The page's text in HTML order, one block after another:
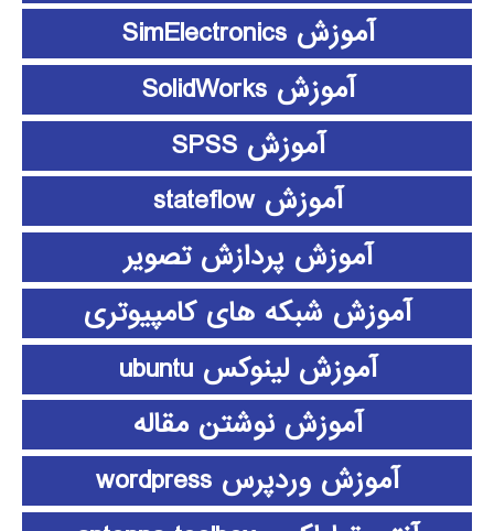
آموزش SimElectronics
آموزش SolidWorks
آموزش SPSS
آموزش stateflow
آموزش پردازش تصویر
آموزش شبکه های کامپیوتری
آموزش لینوکس ubuntu
آموزش نوشتن مقاله
آموزش وردپرس wordpress